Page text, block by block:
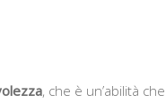
, che è un’abilità che